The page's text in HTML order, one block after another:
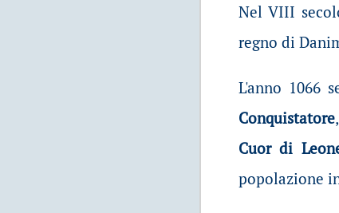
Nel VIII
regno di
L'anno 1066
Conquistatore
Cuor di
popolazione